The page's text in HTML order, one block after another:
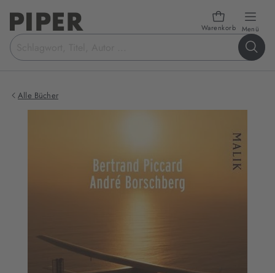
Warenkorb Menü
Suchbegriff
eingeben
Alle Bücher